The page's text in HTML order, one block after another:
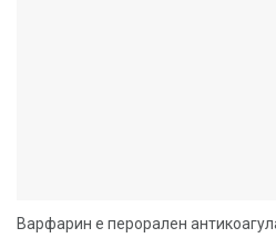
Варфарин е перорален